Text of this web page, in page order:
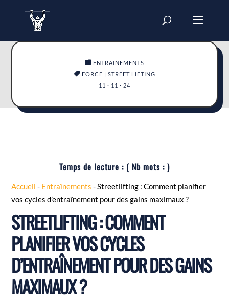
 ENTRAÎNEMENTS
 FORCE | STREET LIFTING
11 · 11 · 24
Temps de lecture : ( Nb mots : )
Accueil - Entraînements -Streetlifting : Comment planifier
vos cycles d’entraînement pour des gains maximaux ?
STREETLIFTING : COMMENT
PLANIFIER VOS CYCLES
D’ENTRAÎNEMENT POUR DES GAINS
MAXIMAUX ?